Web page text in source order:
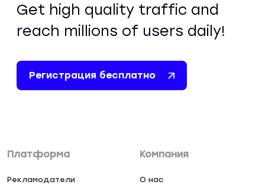
Get high quality traffic and
reach millions of users daily!
Регистрация бесплатно
Платформа
Рекламодатели
Компания
О нас